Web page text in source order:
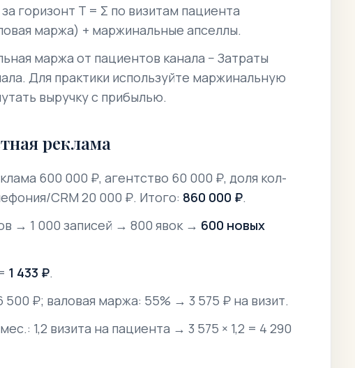
за горизонт T = Σ по визитам пациента
маржа) + маржинальные апселлы.
маржа от пациентов канала − Затраты
Для практики используйте маржинальную
выручку с прибылью.
реклама
600 000 ₽, агентство 60 000 ₽, доля кол-
CRM 20 000 ₽. Итого: 860 000 ₽.
→ 1 000 записей → 800 явок → 600 новых
1 433 ₽.
500 ₽; валовая маржа: 55% → 3 575 ₽ на визит.
1,2 визита на пациента → 3 575 × 1,2 = 4 290